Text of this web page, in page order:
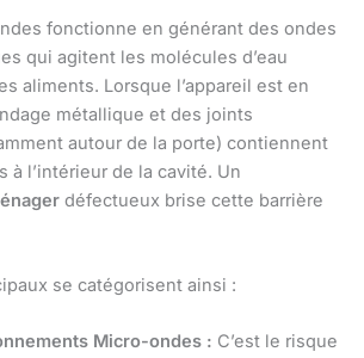
fonctionne en générant des ondes
qui agitent les molécules d’eau
aliments. Lorsque l’appareil est en
métallique et des joints
autour de la porte) contiennent
à l’intérieur de la cavité. Un
défectueux brise cette barrière
se catégorisent ainsi :
Micro-ondes : C’est le risque